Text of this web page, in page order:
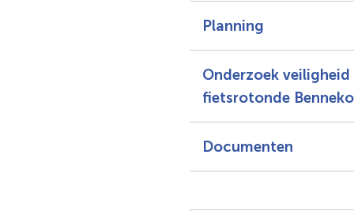
Planning
Onderzoek veiligheid
fietsrotonde
Documenten